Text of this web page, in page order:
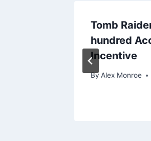
Tomb
hundred
Incentive
By Alex Monroe